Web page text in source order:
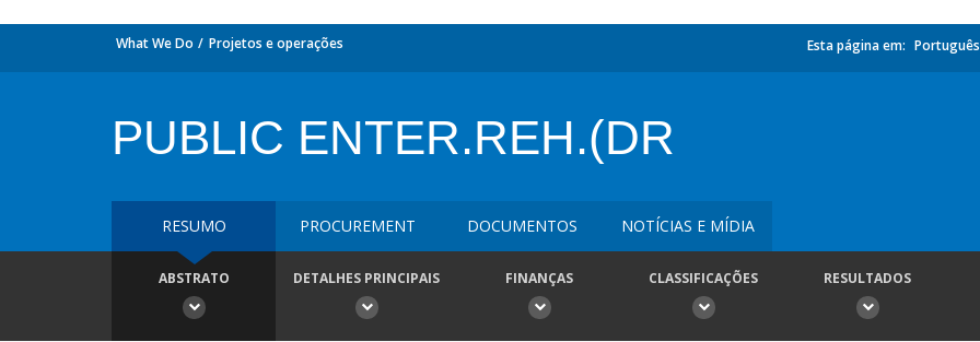
What We Do Projetos e operações Esta página em: Português
PUBLIC ENTER.REH.(DR
RESUMO PROCUREMENT DOCUMENTOS NOTÍCIAS E MÍDIA
ABSTRATO DETALHES PRINCIPAIS FINANÇAS CLASSIFICAÇÕES RESULTADOS